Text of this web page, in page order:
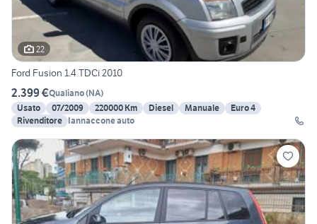
22
Ford Fusion 1.4 TDCi 2010
2.399 €Qualiano(NA)
Usato
07/2009 220000 Km Diesel Manuale
Euro 4
Rivenditore Iannaccone auto